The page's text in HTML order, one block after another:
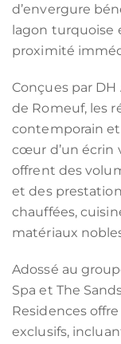
d’envergure
lagon turquoise
proximité
Conçues par
de Romeuf, les
contemporain
cœur d’un écrin
offrent des
et des
chauffées,
matériaux
Adossé au
Spa et The
Residences
exclusifs,